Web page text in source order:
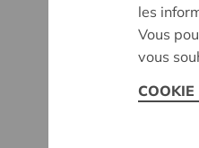
les
Vous
vous
COOKIE